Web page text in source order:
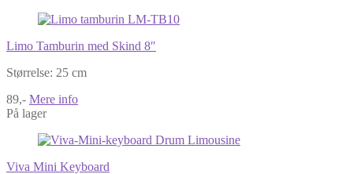
Limo Tamburin med Skind 8″
Størrelse: 25 cm
89,- Mere info
På lager
Viva Mini Keyboard